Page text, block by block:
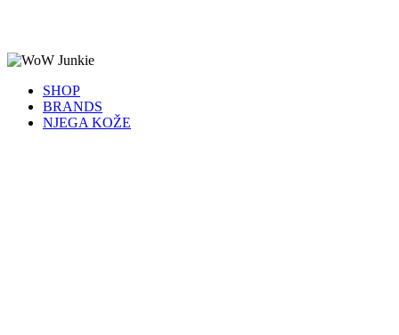
SHOP
BRANDS
NJEGA KOŽE